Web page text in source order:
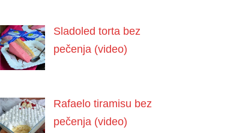
Sladoled torta bez
pečenja (video)
Rafaelo tiramisu bez
pečenja (video)